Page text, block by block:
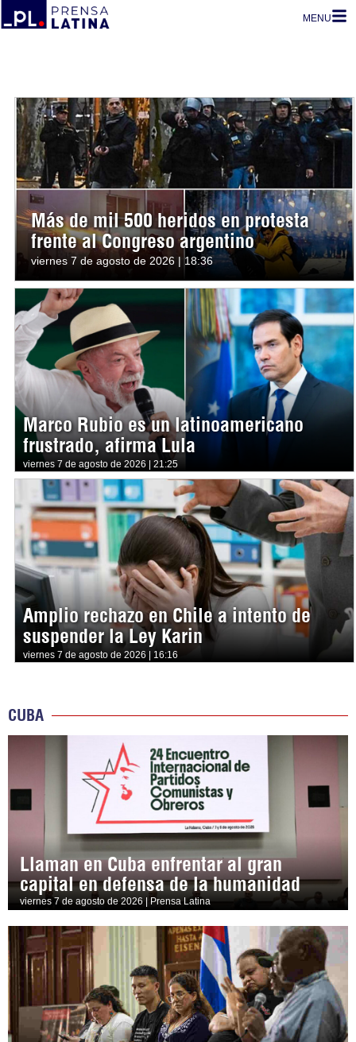
MENU
Más de mil 500 heridos en protesta
frente al Congreso argentino
viernes 7 de agosto de 2026 | 18:36
Marco Rubio es un latinoamericano
frustrado, afirma Lula
viernes 7 de agosto de 2026 | 21:25
Amplio rechazo en Chile a intento de
suspender la Ley Karin
viernes 7 de agosto de 2026 | 16:16
CUBA
Llaman en Cuba enfrentar al gran
capital en defensa de la humanidad
viernes 7 de agosto de 2026 | Prensa Latina